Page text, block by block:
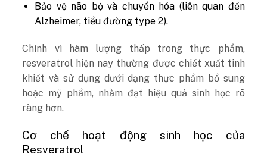
Bảo vệ não bộ và chuyển hóa (liên quan đến
Alzheimer, tiểu đường type 2).
Chính vì hàm lượng thấp trong thực phẩm,
resveratrol hiện nay thường được chiết xuất tinh
khiết và sử dụng dưới dạng thực phẩm bổ sung
hoặc mỹ phẩm, nhằm đạt hiệu quả sinh học rõ
ràng hơn.
Cơ chế hoạt động sinh học của
Resveratrol